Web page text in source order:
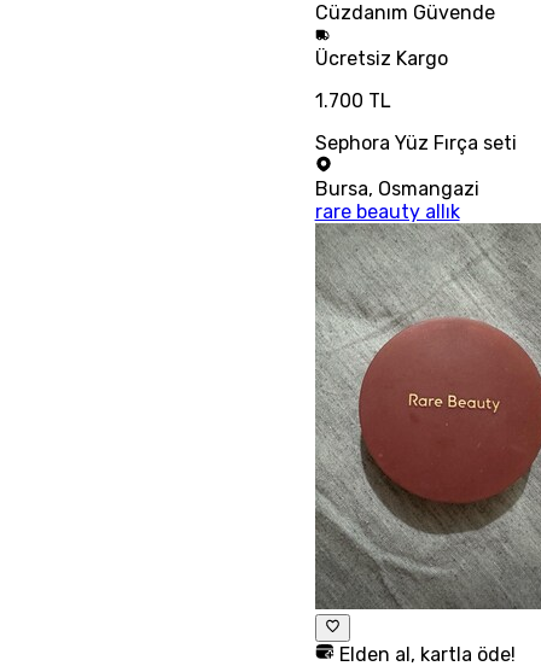
Cüzdanım Güvende
Ücretsiz Kargo
1.700 TL
Sephora Yüz Fırça seti
Bursa, Osmangazi
rare beauty allık
Elden al, kartla öde!